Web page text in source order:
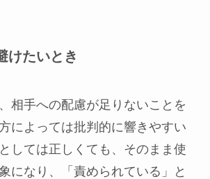
けたいとき
相手への配慮が足りないことを
によっては批判的に響きやすい
しては正しくても、そのまま使
になり、「責められている」と